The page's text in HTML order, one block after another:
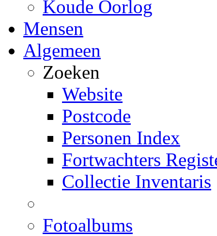
Koude Oorlog
Mensen
Algemeen
Zoeken
Website
Postcode
Personen Index
Fortwachters
Collectie Inventaris
Fotoalbums